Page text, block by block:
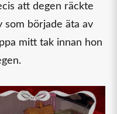
att degen räckte
som började äta av
mitt tak innan hon